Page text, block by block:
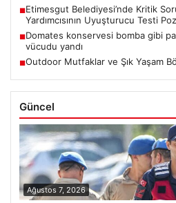
■Etimesgut Belediyesi’nde Kritik
Yardımcısının Uyuşturucu Testi
■Domates konservesi bomba gibi
vücudu yandı
■Outdoor Mutfaklar ve Şık Yaşam
Güncel
Ağustos 7, 2026